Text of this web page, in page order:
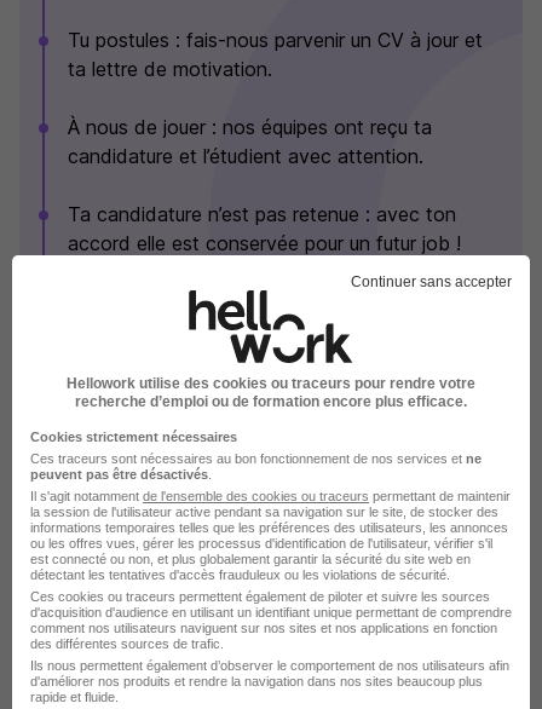
Tu postules : fais-nous parvenir un CV à jour et
ta lettre de motivation.
À nous de jouer : nos équipes ont reçu ta
candidature et l’étudient avec attention.
Ta candidature n’est pas retenue : avec ton
accord elle est conservée pour un futur job !
Ta candidature est retenue Chouette ! Elle est
sélectionnée, passons vite à la suite.
Parce qu’un CV ne reflète pas toujours qui tu es,
Une rencontre : tu auras un ou deux entretiens
avec les équipes RH et les équipes métiers.
Ça match ! On t'envoie une proposition et on
prépare déjà ton parcours d'intégration.
Voir plus
Continuer sans accepter
Hellowork utilise des cookies ou traceurs pour rendre votre
recherche d’emploi ou de formation encore plus efficace.
Cookies strictement nécessaires
Ces traceurs sont nécessaires au bon fonctionnement de nos services et ne
peuvent pas être désactivés
Il s'agit notamment de l'ensemble des cookies ou traceurs permettant de maintenir
la session de l'utilisateur active pendant sa navigation sur le site, de stocker des
informations temporaires telles que les préférences des utilisateurs, les annonces
ou les offres vues, gérer les processus d'identification de l'utilisateur, vérifier s'il
est connecté ou non, et plus globalement garantir la sécurité du site web en
détectant les tentatives d'accès frauduleux ou les violations de sécurité.
Ces cookies ou traceurs permettent également de piloter et suivre les sources
d'acquisition d'audience en utilisant un identifiant unique permettant de comprendre
comment nos utilisateurs naviguent sur nos sites et nos applications en fonction
des différentes sources de trafic.
Ils nous permettent également d’observer le comportement de nos utilisateurs afin
d'améliorer nos produits et rendre la navigation dans nos sites beaucoup plus
rapide et fluide.